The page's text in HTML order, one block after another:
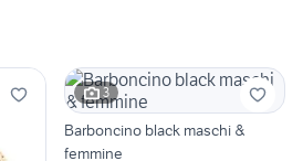
3
Barboncino black maschi &
femmine